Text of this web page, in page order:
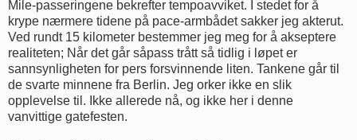
Mile-passeringene bekrefter tempoavviket. I stedet for å
krype nærmere tidene på pace-armbådet sakker jeg akterut.
Ved rundt 15 kilometer bestemmer jeg meg for å akseptere
realiteten; Når det går såpass trått så tidlig i løpet er
sannsynligheten for pers forsvinnende liten. Tankene går til
de svarte minnene fra Berlin. Jeg orker ikke en slik
opplevelse til. Ikke allerede nå, og ikke her i denne
vanvittige gatefesten.